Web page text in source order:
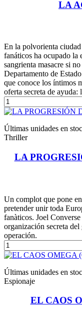
LA
En la polvorienta ciudad
fanáticos ha ocupado la
sangrienta masacre si
Departamento de
que conoce los íntimos
oferta secreta de ayuda:
Últimas unidades en
Thriller
LA
Un complot que pone
pretender unir toda
fanàticos. Joel
organización secreta
operación.
Últimas unidades en
Espionaje
EL CAOS